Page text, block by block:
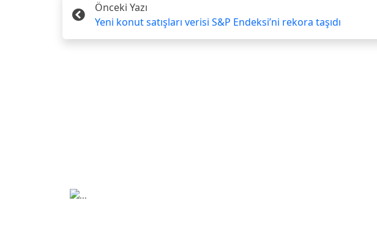
Önceki Yazı
Yeni konut satışları verisi S&P Endeksi’ni rekora taşıdı